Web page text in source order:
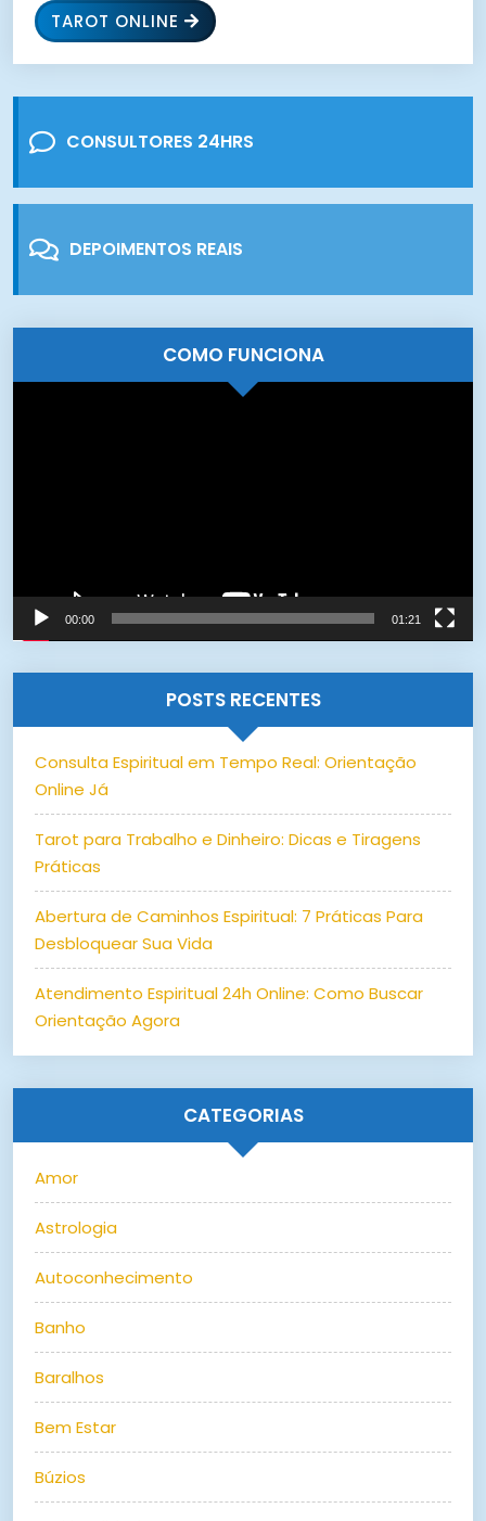
TAROT ONLINE
CONSULTORES 24HRS
DEPOIMENTOS REAIS
COMO FUNCIONA
00:00 01:21
POSTS RECENTES
Consulta Espiritual em Tempo Real: Orientação
Online Já
Tarot para Trabalho e Dinheiro: Dicas e Tiragens
Práticas
Abertura de Caminhos Espiritual: 7 Práticas Para
Desbloquear Sua Vida
Atendimento Espiritual 24h Online: Como Buscar
Orientação Agora
CATEGORIAS
Amor
Astrologia
Autoconhecimento
Banho
Baralhos
Bem Estar
Búzios